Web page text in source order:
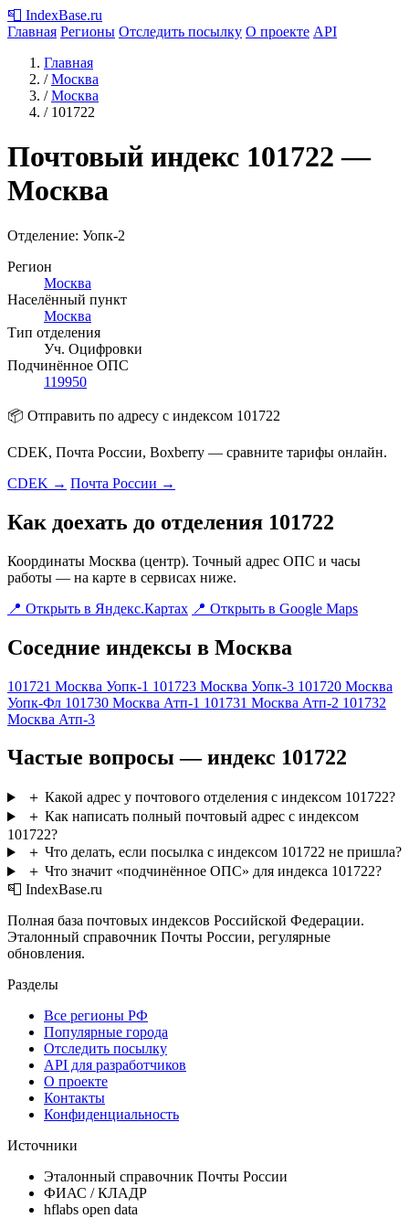
📮 IndexBase.ru
Главная Регионы Отследить посылку О проекте API
Главная
/ Москва
/ Москва
/ 101722
Почтовый индекс 101722 —
Москва
Отделение: Уопк-2
Регион
Москва
Населённый пункт
Москва
Тип отделения
Уч. Оцифровки
Подчинённое ОПС
119950
📦 Отправить по адресу с индексом 101722
CDEK, Почта России, Boxberry — сравните тарифы онлайн.
CDEK → Почта России →
Как доехать до отделения 101722
Координаты Москва (центр). Точный адрес ОПС и часы
работы — на карте в сервисах ниже.
📍 Открыть в Яндекс.Картах 📍 Открыть в Google Maps
Соседние индексы в Москва
101721 Москва Уопк-1 101723 Москва Уопк-3 101720 Москва
Уопк-Фл 101730 Москва Атп-1 101731 Москва Атп-2 101732
Москва Атп-3
Частые вопросы — индекс 101722
＋ Какой адрес у почтового отделения с индексом 101722?
＋ Как написать полный почтовый адрес с индексом
101722?
＋ Что делать, если посылка с индексом 101722 не пришла?
＋ Что значит «подчинённое ОПС» для индекса 101722?
📮 IndexBase.ru
Полная база почтовых индексов Российской Федерации.
Эталонный справочник Почты России, регулярные
обновления.
Разделы
Все регионы РФ
Популярные города
Отследить посылку
API для разработчиков
О проекте
Контакты
Конфиденциальность
Источники
Эталонный справочник Почты России
ФИАС / КЛАДР
hflabs open data